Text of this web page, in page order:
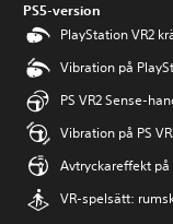
PS5-version
PlayStation VR2
Vibration på
PS VR2 Sense-
Vibration på PS
Avtryckareffekt på
VR-spelsätt: